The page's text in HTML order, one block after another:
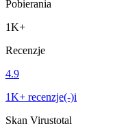
Pobierania
1K+
Recenzje
4.9
1K+ recenzje(-)i
Skan Virustotal